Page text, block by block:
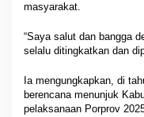
masyarakat.
“Saya salut dan bangga
selalu ditingkatkan dan
Ia mengungkapkan, di
berencana menunjuk
pelaksanaan Porprov